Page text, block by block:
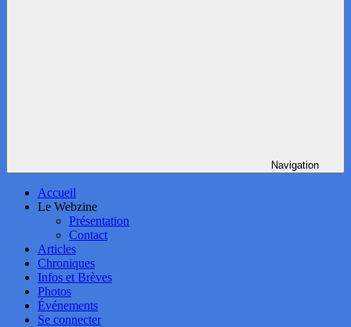
Navigation
Accueil
Le Webzine
Présentation
Contact
Articles
Chroniques
Infos et Brèves
Photos
Événements
Se connecter